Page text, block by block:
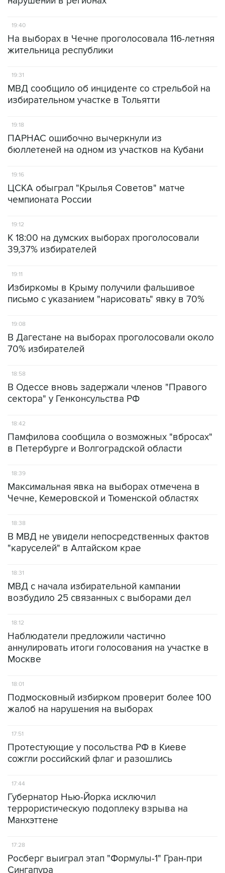
19:40
На выборах в Чечне проголосовала 116-летняя
жительница республики
19:31
МВД сообщило об инциденте со стрельбой на
избирательном участке в Тольятти
19:18
ПАРНАС ошибочно вычеркнули из
бюллетеней на одном из участков на Кубани
19:16
ЦСКА обыграл "Крылья Советов" матче
чемпионата России
19:12
К 18:00 на думских выборах проголосовали
39,37% избирателей
19:11
Избиркомы в Крыму получили фальшивое
письмо с указанием "нарисовать" явку в 70%
19:08
В Дагестане на выборах проголосовали около
70% избирателей
18:58
В Одессе вновь задержали членов "Правого
сектора" у Генконсульства РФ
18:42
Памфилова сообщила о возможных "вбросах"
в Петербурге и Волгоградской области
18:39
Максимальная явка на выборах отмечена в
Чечне, Кемеровской и Тюменской областях
18:38
В МВД не увидели непосредственных фактов
"каруселей" в Алтайском крае
18:31
МВД с начала избирательной кампании
возбудило 25 связанных с выборами дел
18:12
Наблюдатели предложили частично
аннулировать итоги голосования на участке в
Москве
18:01
Подмосковный избирком проверит более 100
жалоб на нарушения на выборах
17:51
Протестующие у посольства РФ в Киеве
сожгли российский флаг и разошлись
17:44
Губернатор Нью-Йорка исключил
террористическую подоплеку взрыва на
Манхэттене
17:28
Росберг выиграл этап "Формулы-1" Гран-при
Сингапура